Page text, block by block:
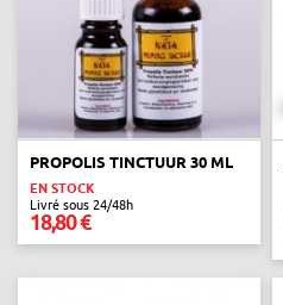
PROPOLIS TINCTUUR 30 ML
EN STOCK
Livré sous 24/48h
18,80 €